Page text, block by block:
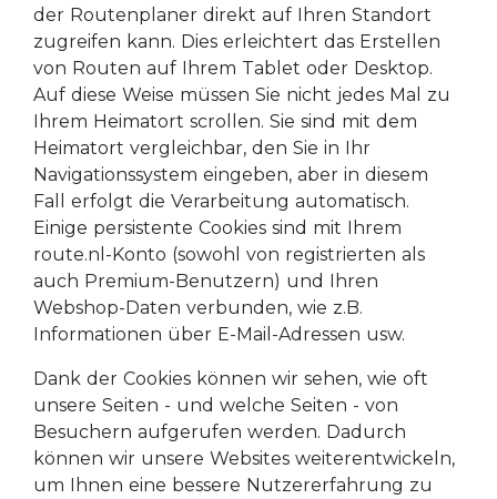
der Routenplaner direkt auf Ihren Standort
zugreifen kann. Dies erleichtert das Erstellen
von Routen auf Ihrem Tablet oder Desktop.
Auf diese Weise müssen Sie nicht jedes Mal zu
Ihrem Heimatort scrollen. Sie sind mit dem
Heimatort vergleichbar, den Sie in Ihr
Navigationssystem eingeben, aber in diesem
Fall erfolgt die Verarbeitung automatisch.
Einige persistente Cookies sind mit Ihrem
route.nl-Konto (sowohl von registrierten als
auch Premium-Benutzern) und Ihren
Webshop-Daten verbunden, wie z.B.
Informationen über E-Mail-Adressen usw.
Dank der Cookies können wir sehen, wie oft
unsere Seiten - und welche Seiten - von
Besuchern aufgerufen werden. Dadurch
können wir unsere Websites weiterentwickeln,
um Ihnen eine bessere Nutzererfahrung zu